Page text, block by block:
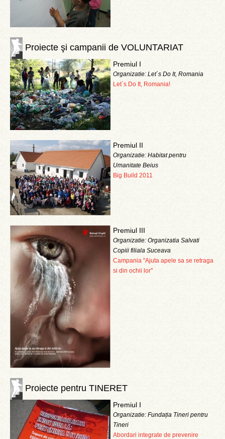
Proiecte şi campanii de VOLUNTARIAT
Premiul I
Organizatie: Let`s Do It, Romania
Let`s Do It, Romania!
Premiul II
Organizatie: Habitat pentru
Umanitate Beius
Big Build 2011
Premiul III
Organizatie: Organizatia Salvati
Copiii filiala Suceava
Campania "Ajuta apele sa se retraga
si din ochii lor"
Proiecte pentru TINERET
Premiul I
Organizatie: Fundația Tineri pentru
Tineri
Abordari integrate de prevenire